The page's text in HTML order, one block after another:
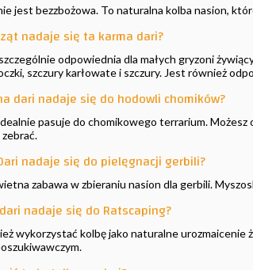
jest bezzbożowa. To naturalna kolba nasion,
nadaje się ta karma dari?
odpowiednia dla małych gryzoni
szczury karłowate i szczury. Jest również
dari nadaje się do hodowli chomików?
pasuje do chomikowego terrarium. Możesz
zebrać.
nadaje się do pielęgnacji gerbili?
zabawa w zbieraniu nasion dla gerbili.
nadaje się do Ratscaping?
wykorzystać kolbę jako naturalne